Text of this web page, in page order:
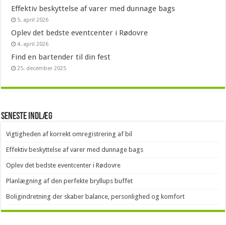
Effektiv beskyttelse af varer med dunnage bags
5. april 2026
Oplev det bedste eventcenter i Rødovre
4. april 2026
Find en bartender til din fest
25. december 2025
Seneste indlæg
Vigtigheden af korrekt omregistrering af bil
Effektiv beskyttelse af varer med dunnage bags
Oplev det bedste eventcenter i Rødovre
Planlægning af den perfekte bryllups buffet
Boligindretning der skaber balance, personlighed og komfort